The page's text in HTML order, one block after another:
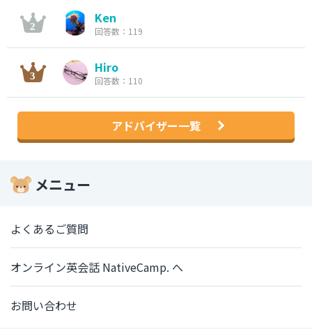
Ken
回答数：119
Hiro
回答数：110
アドバイザー一覧
メニュー
よくあるご質問
オンライン英会話 NativeCamp. へ
お問い合わせ